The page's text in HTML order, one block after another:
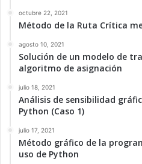
octubre 22, 2021
Método de la Ruta Crítica
agosto 10, 2021
Solución de un modelo de
algoritmo de asignación
julio 18, 2021
Análisis de sensibilidad
Python (Caso 1)
julio 17, 2021
Método gráfico de la
uso de Python